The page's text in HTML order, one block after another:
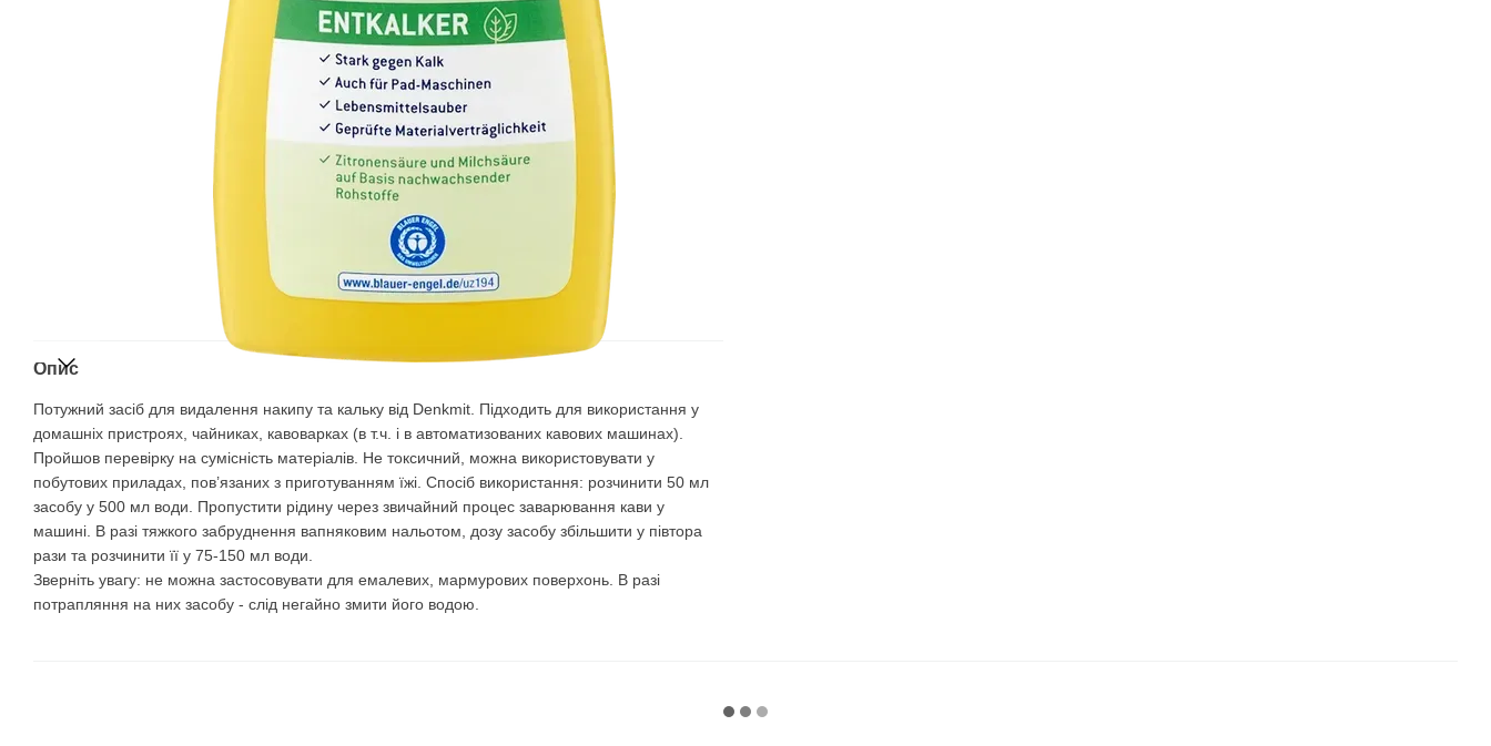
Опис
Потужний засіб для видалення накипу та кальку від Denkmit. Підходить для використання у
домашніх пристроях, чайниках, кавоварках (в т.ч. і в автоматизованих кавових машинах).
Пройшов перевірку на сумісність матеріалів. Не токсичний, можна використовувати у
побутових приладах, пов’язаних з приготуванням їжі. Спосіб використання: розчинити 50 мл
засобу у 500 мл води. Пропустити рідину через звичайний процес заварювання кави у
машині. В разі тяжкого забруднення вапняковим нальотом, дозу засобу збільшити у півтора
рази та розчинити її у 75-150 мл води.
Зверніть увагу: не можна застосовувати для емалевих, мармурових поверхонь. В разі
потрапляння на них засобу - слід негайно змити його водою.